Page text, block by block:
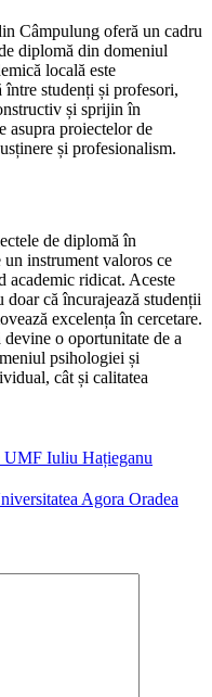
Câmpulung oferă un cadru
diplomă din domeniul
locală este
între studenți și profesori,
și sprijin în
asupra proiectelor de
și profesionalism.
de diplomă în
instrument valoros ce
academic ridicat. Aceste
că încurajează studenții
excelența în cercetare.
o oportunitate de a
psihologiei și
cât și calitatea
UMF Iuliu Hațieganu
Agora Oradea